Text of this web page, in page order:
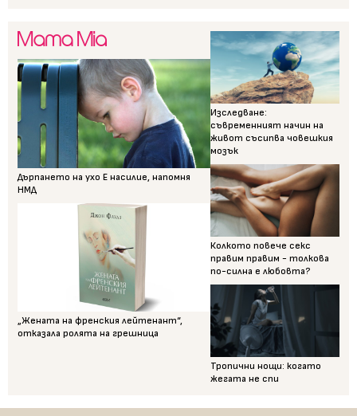
Дърпането на ухо Е насилие, напомня
НМД
„Жената на френския лейтенант“,
отказала ролята на грешница
Изследване:
съвременният начин на
живот съсипва човешкия
мозък
Колкото повече секс
правим правим - толкова
по-силна е любовта?
Тропични нощи: когато
жегата не спи